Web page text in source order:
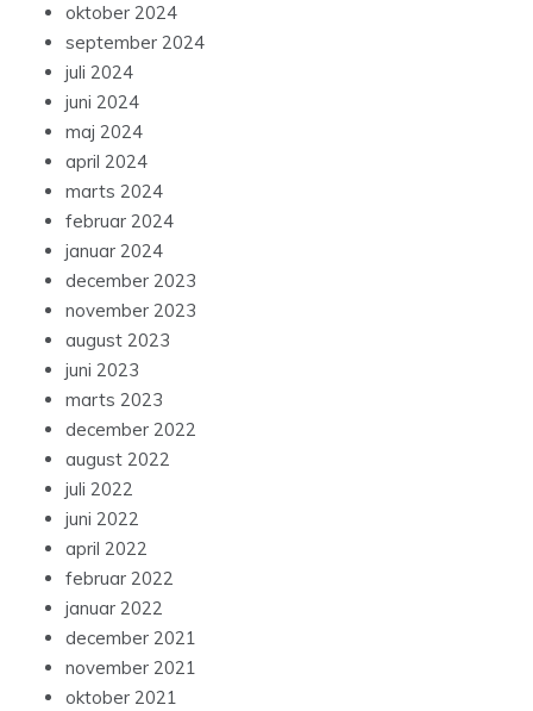
oktober 2024
september 2024
juli 2024
juni 2024
maj 2024
april 2024
marts 2024
februar 2024
januar 2024
december 2023
november 2023
august 2023
juni 2023
marts 2023
december 2022
august 2022
juli 2022
juni 2022
april 2022
februar 2022
januar 2022
december 2021
november 2021
oktober 2021